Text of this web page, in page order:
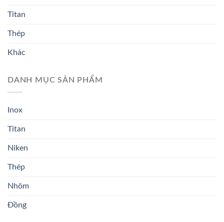
Titan
Thép
Khác
DANH MỤC SẢN PHẨM
Inox
Titan
Niken
Thép
Nhôm
Đồng